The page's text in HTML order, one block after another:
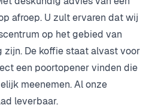
afroep. U zult ervaren dat wij
op het gebied van
De koffie staat alvast voor
een poortopener vinden die
meenemen. Al onze
leverbaar.